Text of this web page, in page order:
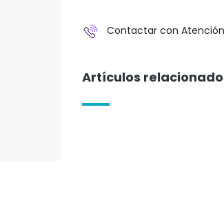
Contactar con
Artículos